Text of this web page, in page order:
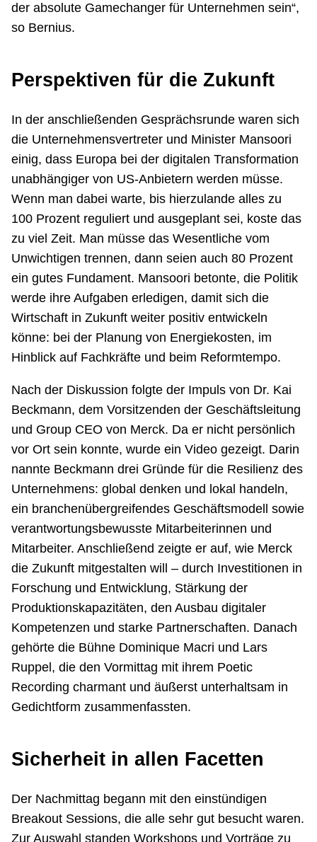
der absolute Gamechanger für Unternehmen sein“,
so Bernius.
Perspektiven für die Zukunft
In der anschließenden Gesprächsrunde waren sich
die Unternehmensvertreter und Minister Mansoori
einig, dass Europa bei der digitalen Transformation
unabhängiger von US-Anbietern werden müsse.
Wenn man dabei warte, bis hierzulande alles zu
100 Prozent reguliert und ausgeplant sei, koste das
zu viel Zeit. Man müsse das Wesentliche vom
Unwichtigen trennen, dann seien auch 80 Prozent
ein gutes Fundament. Mansoori betonte, die Politik
werde ihre Aufgaben erledigen, damit sich die
Wirtschaft in Zukunft weiter positiv entwickeln
könne: bei der Planung von Energiekosten, im
Hinblick auf Fachkräfte und beim Reformtempo.
Nach der Diskussion folgte der Impuls von Dr. Kai
Beckmann, dem Vorsitzenden der Geschäftsleitung
und Group CEO von Merck. Da er nicht persönlich
vor Ort sein konnte, wurde ein Video gezeigt. Darin
nannte Beckmann drei Gründe für die Resilienz des
Unternehmens: global denken und lokal handeln,
ein branchenübergreifendes Geschäftsmodell sowie
verantwortungsbewusste Mitarbeiterinnen und
Mitarbeiter. Anschließend zeigte er auf, wie Merck
die Zukunft mitgestalten will – durch Investitionen in
Forschung und Entwicklung, Stärkung der
Produktionskapazitäten, den Ausbau digitaler
Kompetenzen und starke Partnerschaften. Danach
gehörte die Bühne Dominique Macri und Lars
Ruppel, die den Vormittag mit ihrem Poetic
Recording charmant und äußerst unterhaltsam in
Gedichtform zusammenfassten.
Sicherheit in allen Facetten
Der Nachmittag begann mit den einstündigen
Breakout Sessions, die alle sehr gut besucht waren.
Zur Auswahl standen Workshops und Vorträge zu